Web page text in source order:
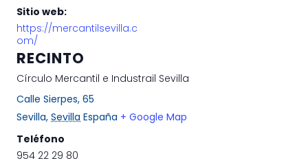
Sitio web:
https://mercantilsevilla.c
om/
RECINTO
Círculo Mercantil e Industrail Sevilla
Calle Sierpes, 65
Sevilla, Sevilla España + Google Map
Teléfono
954 22 29 80